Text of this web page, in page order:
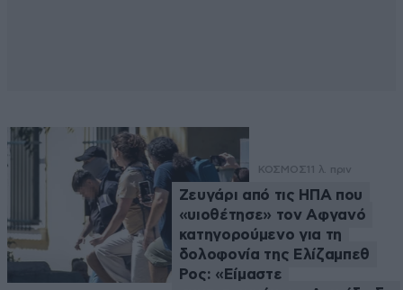
ΚΟΣΜΟΣ 11 λ. πριν
Ζευγάρι από τις ΗΠΑ που
«υιοθέτησε» τον Αφγανό
κατηγορούμενο για τη
δολοφονία της Ελίζαμπεθ
Ρος: «Είμαστε